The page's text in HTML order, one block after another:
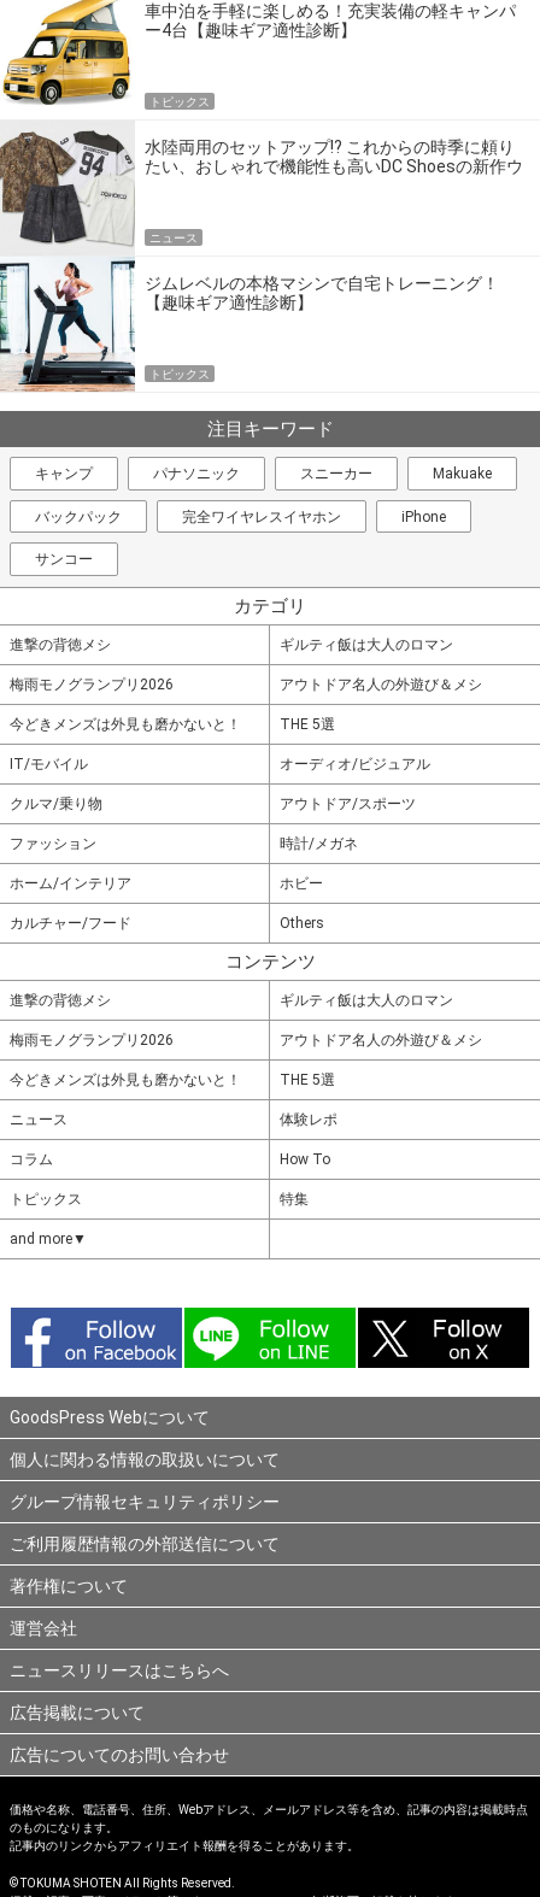
車中泊を手軽に楽しめる！充実装備の軽キャンパ
ー4台【趣味ギア適性診断】
トピックス
水陸両用のセットアップ!? これからの時季に頼り
たい、おしゃれで機能性も高いDC Shoesの新作ウ
ニュース
ジムレベルの本格マシンで自宅トレーニング！
【趣味ギア適性診断】
トピックス
注目キーワード
キャンプ パナソニック スニーカー Makuake
バックパック 完全ワイヤレスイヤホン iPhone
サンコー
カテゴリ
進撃の背徳メシ ギルティ飯は大人のロマン
梅雨モノグランプリ2026 アウトドア名人の外遊び＆メシ
今どきメンズは外見も磨かないと！ THE 5選
IT/モバイル オーディオ/ビジュアル
クルマ/乗り物 アウトドア/スポーツ
ファッション 時計/メガネ
ホーム/インテリア ホビー
カルチャー/フード Others
コンテンツ
進撃の背徳メシ ギルティ飯は大人のロマン
梅雨モノグランプリ2026 アウトドア名人の外遊び＆メシ
今どきメンズは外見も磨かないと！ THE 5選
ニュース 体験レポ
コラム How To
トピックス 特集
and more▼
GoodsPress Webについて
個人に関わる情報の取扱いについて
グループ情報セキュリティポリシー
ご利用履歴情報の外部送信について
著作権について
運営会社
ニュースリリースはこちらへ
広告掲載について
広告についてのお問い合わせ
価格や名称、電話番号、住所、Webアドレス、メールアドレス等を含め、記事の内容は掲載時点
のものになります。
記事内のリンクからアフィリエイト報酬を得ることがあります。
© TOKUMA SHOTEN All Rights Reserved.